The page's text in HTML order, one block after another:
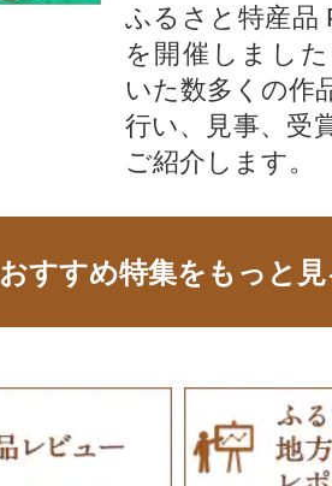
ふるさと特産品
を開催しまし
いた数多くの作
行い、見事、受
ご紹介します。
おすすめ特集をもっと